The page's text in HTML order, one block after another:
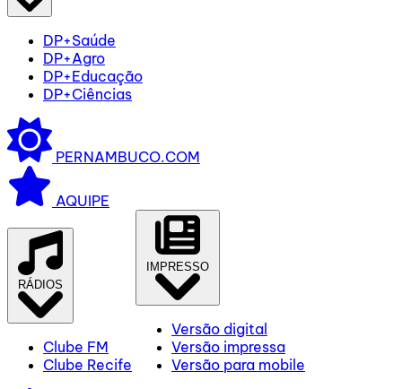
DP+Saúde
DP+Agro
DP+Educação
DP+Ciências
PERNAMBUCO.COM
AQUIPE
RÁDIOS
Clube FM
Clube Recife
IMPRESSO
Versão digital
Versão impressa
Versão para mobile